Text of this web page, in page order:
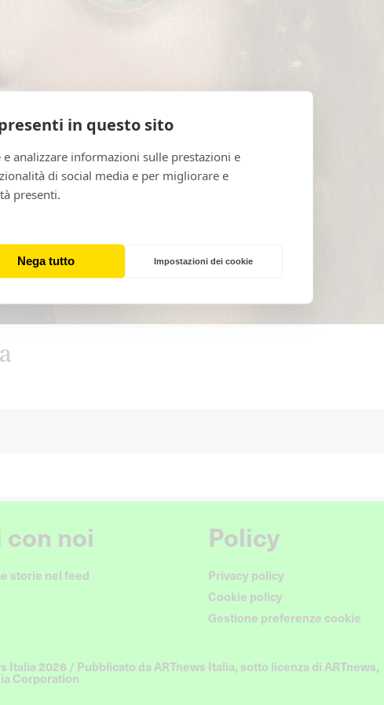
noi
storie nel feed
Policy
Privacy policy
Cookie policy
Gestione preferenze cookie
Italia 2026 / Pubblicato da ARTnews Italia, sotto licenza di ARTnews,
Corporation
in questo sito
analizzare informazioni sulle prestazioni e
di social media e per migliorare e
presenti.
Nega tutto Impostazioni dei cookie